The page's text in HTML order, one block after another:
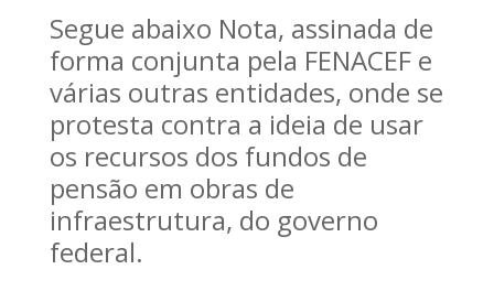
Segue abaixo Nota, assinada de
forma conjunta pela FENACEF e
várias outras entidades, onde se
protesta contra a ideia de usar
os recursos dos fundos de
pensão em obras de
infraestrutura, do governo
federal.